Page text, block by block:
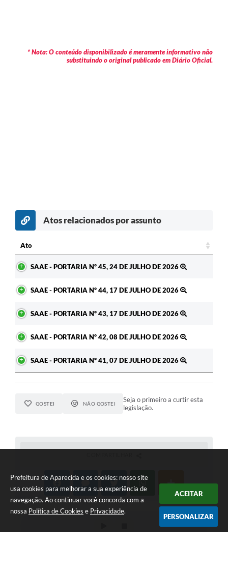
Prefeitura de Aparecida e os cookies: nosso site
usa cookies para melhorar a sua experiência de
navegação. Ao continuar você concorda com a
nossa Política de Cookies e Privacidade.
ACEITAR
PERSONALIZAR
* Nota: O conteúdo disponibilizado é meramente informativo não
substituindo o original publicado em Diário Oficial.
Atos relacionados por assunto
Ato
SAAE - PORTARIA Nº 45, 24 DE JULHO DE 2026
SAAE - PORTARIA Nº 44, 17 DE JULHO DE 2026
SAAE - PORTARIA Nº 43, 17 DE JULHO DE 2026
SAAE - PORTARIA Nº 42, 08 DE JULHO DE 2026
SAAE - PORTARIA Nº 41, 07 DE JULHO DE 2026
GOSTEI NÃO GOSTEI
Seja o primeiro a curtir esta
legislação.